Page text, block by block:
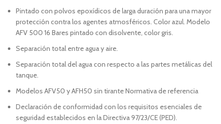
Pintado con polvos epoxídicos de larga duración para una mayor
protección contra los agentes atmosféricos. Color azul. Modelo
AFV 500 16 Bares pintado con disolvente, color gris.
Separación total entre agua y aire.
Separación total del agua con respecto a las partes metálicas del
tanque.
Modelos AFV50 y AFH50 sin tirante Normativa de referencia
Declaración de conformidad con los requisitos esenciales de
seguridad establecidos en la Directiva 97/23/CE (PED).